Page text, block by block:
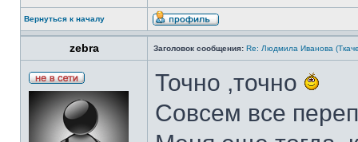
Вернуться к началу
zebra Заголовок сообщения: Re: Людмила Иванова
Точно ,точно
Совсем все